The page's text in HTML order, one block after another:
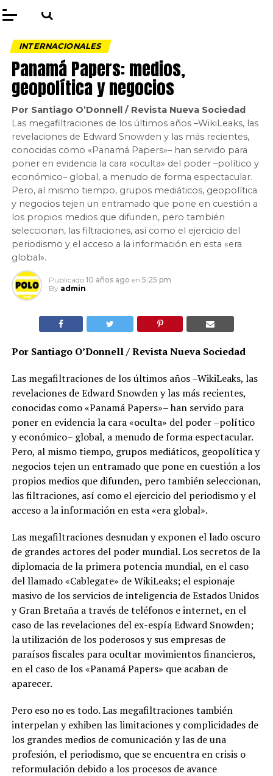
INTERNACIONALES
Panamá Papers: medios,
geopolítica y negocios
Por Santiago O’Donnell / Revista Nueva Sociedad
Las megafiltraciones de los últimos años –WikiLeaks, las
revelaciones de Edward Snowden y las más recientes,
conocidas como «Panamá Papers»– han servido para
poner en evidencia la cara «oculta» del poder –político y
económico– global, a menudo de forma espectacular.
Pero, al mismo tiempo, grupos mediáticos, geopolítica
y negocios tejen un entramado que pone en cuestión a
los propios medios que difunden, pero también
seleccionan, las filtraciones, así como el ejercicio del
periodismo y el acceso a la información en esta «era
global».
Publicado 10 años ago en 5:25 pm
By admin
Por Santiago O’Donnell / Revista Nueva Sociedad
Las megafiltraciones de los últimos años –WikiLeaks, las
revelaciones de Edward Snowden y las más recientes,
conocidas como «Panamá Papers»– han servido para
poner en evidencia la cara «oculta» del poder –político
y económico– global, a menudo de forma espectacular.
Pero, al mismo tiempo, grupos mediáticos, geopolítica y
negocios tejen un entramado que pone en cuestión a los
propios medios que difunden, pero también seleccionan,
las filtraciones, así como el ejercicio del periodismo y el
acceso a la información en esta «era global».
Las megafiltraciones desnudan y exponen el lado oscuro
de grandes actores del poder mundial. Los secretos de la
diplomacia de la primera potencia mundial, en el caso
del llamado «Cablegate» de WikiLeaks; el espionaje
masivo de los servicios de inteligencia de Estados Unidos
y Gran Bretaña a través de teléfonos e internet, en el
caso de las revelaciones del ex-espía Edward Snowden;
la utilización de los poderosos y sus empresas de
paraísos fiscales para ocultar movimientos financieros,
en el caso de los «Panamá Papers» que acaban de
aparecer.
Pero eso no es todo. Las megafiltraciones también
interpelan y exhiben las limitaciones y complicidades de
los grandes medios de comunicación y las de una
profesión, el periodismo, que se encuentra en crisis o
reformulación debido a los procesos de avance